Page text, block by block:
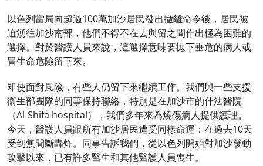
以色列當局向超過100萬加沙居民發出撤離命令後，居民被
迫湧往加沙南部，他們不得不在去與留之間作出極為困難的
選擇。對於醫護人員來說，這選擇意味要拋下垂危的病人或
冒生命危險留下來。
即使面對風險，有些人仍留下來繼續工作。我們與一些支援
衞生部團隊的同事保持聯絡，特別是在加沙市的什法醫院
（Al-Shifa hospital），我們多年來為燒傷病人提供護理。
今天，醫護人員跟所有加沙居民遭受同樣命運：在過去10天
受到無間斷轟炸。同事告訴我們，從以色列開始對加沙發動
攻擊以來，已有許多醫生和其他醫護人員喪生。